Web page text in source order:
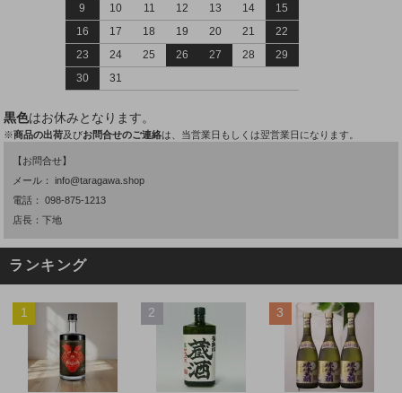
9
10 11 12 13 14
15
16
17 18 19 20 21
22
23
24 25 26 27 28
29
30
31
黒色はお休みとなります。
※商品の出荷及びお問合せのご連絡は、当営業日もしくは翌営業日になります。
【お問合せ】
メール：info@taragawa.shop
電話：098-875-1213
店長：下地
ランキング
1 2 3